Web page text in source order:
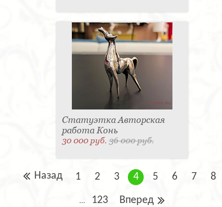
Статуэтка Авторская
работа Конь
30 000 руб.36 000 руб.
Назад 1 2 3 4 5 6 7 8
... 123 Вперед